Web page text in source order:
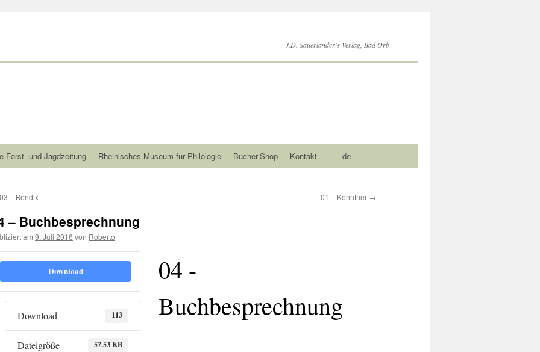
J.D. Sauerländer's Verlag, Bad Orb
Forst- und Jagdzeitung Rheinisches Museum für Philologie Bücher-Shop Kontakt de
– Bendix 01 – Kenntner →
– Buchbesprechnung
am 9. Juli 2016 von Roberto
Download
Download 113
Dateigröße 57.53 KB
04 -
Buchbesprechnung